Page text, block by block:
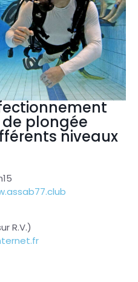
plongée
niveaux
R.V.)